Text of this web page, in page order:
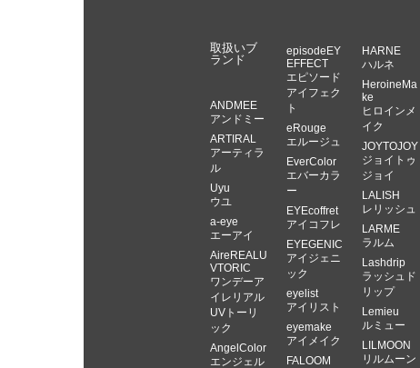
取扱いブ
ランド
ANDMEE
アンドミー
ARTIRAL
アーティラ
ル
Uyu
ウユ
a-eye
エーアイ
AireREALU
VTORIC
ワンデーア
イレリアル
UVトーリ
ック
AngelColor
エンジェル
episodeEY
EFFECT
エピソード
アイフェク
ト
eRouge
エルージュ
EverColor
エバーカラ
ー
EYEcoffret
アイコフレ
EYEGENIC
アイジェニ
ック
eyelist
アイリスト
eyemake
アイメイク
FALOOM
HARNE
ハルネ
HeroineMa
ke
ヒロインメ
イク
JOYTOJOY
ジョイトゥ
ジョイ
LALISH
レリッシュ
LARME
ラルム
Lashdrip
ラッシュド
リップ
Lemieu
ルミュー
LILMOON
リルムーン